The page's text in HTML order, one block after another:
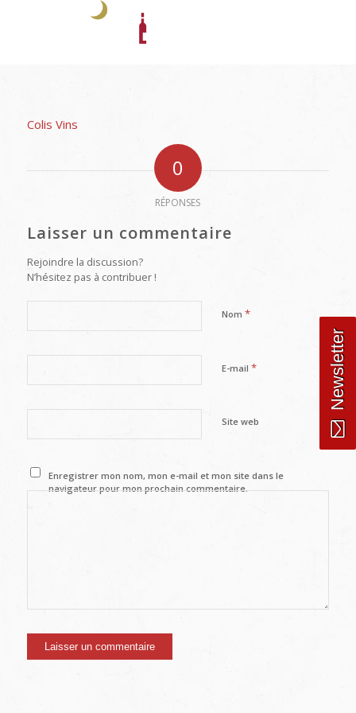
Colis Vins
0
RÉPONSES
Laisser un commentaire
Rejoindre la discussion?
N’hésitez pas à contribuer !
Nom *
E-mail *
Site web
Enregistrer mon nom, mon e-mail et mon site dans le
navigateur pour mon prochain commentaire.
Newsletter